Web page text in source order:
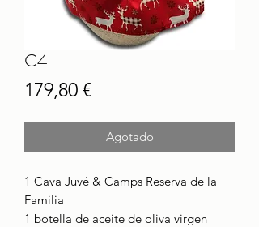
C4
179,80 €Precio
Agotado
1 Cava Juvé & Camps Reserva de la
Familia
1 botella de aceite de oliva virgen